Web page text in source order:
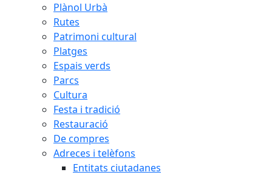
Plànol Urbà
Rutes
Patrimoni cultural
Platges
Espais verds
Parcs
Cultura
Festa i tradició
Restauració
De compres
Adreces i telèfons
Entitats ciutadanes